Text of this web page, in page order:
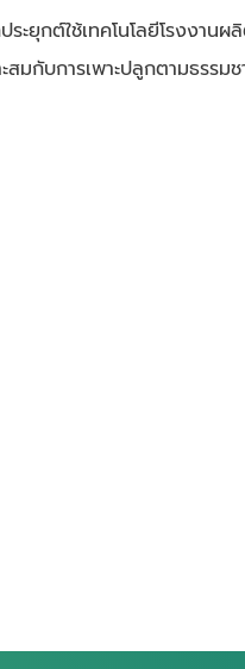
ระยุกต์ใช้เทคโนโลยีโรงงาน
มกับการเพาะปลูกตามธรรม